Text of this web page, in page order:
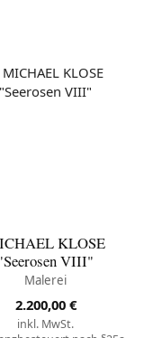
KLOSE
VIII"
Malerei
2.200,00 €
inkl. MwSt.